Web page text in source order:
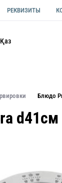
РЕКВИЗИТЫ
Қаз
Блюдо
d41см